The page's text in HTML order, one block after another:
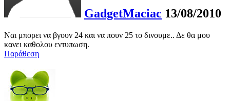
GadgetMaciac 13/08/2010
Ναι μπορει να βγουν 24 και να πουν 25 το δινουμε.. Δε θα μου
κανει καθολου εντυπωση.
Παράθεση